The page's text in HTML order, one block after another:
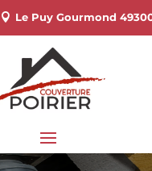
 Le Puy Gourmond